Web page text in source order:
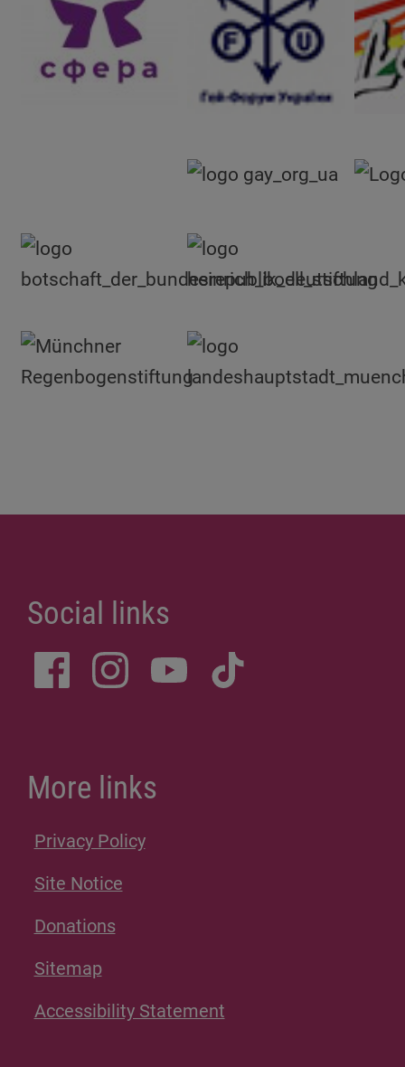
Social links
More links
Privacy Policy
Site Notice
Donations
Sitemap
Accessibility Statement